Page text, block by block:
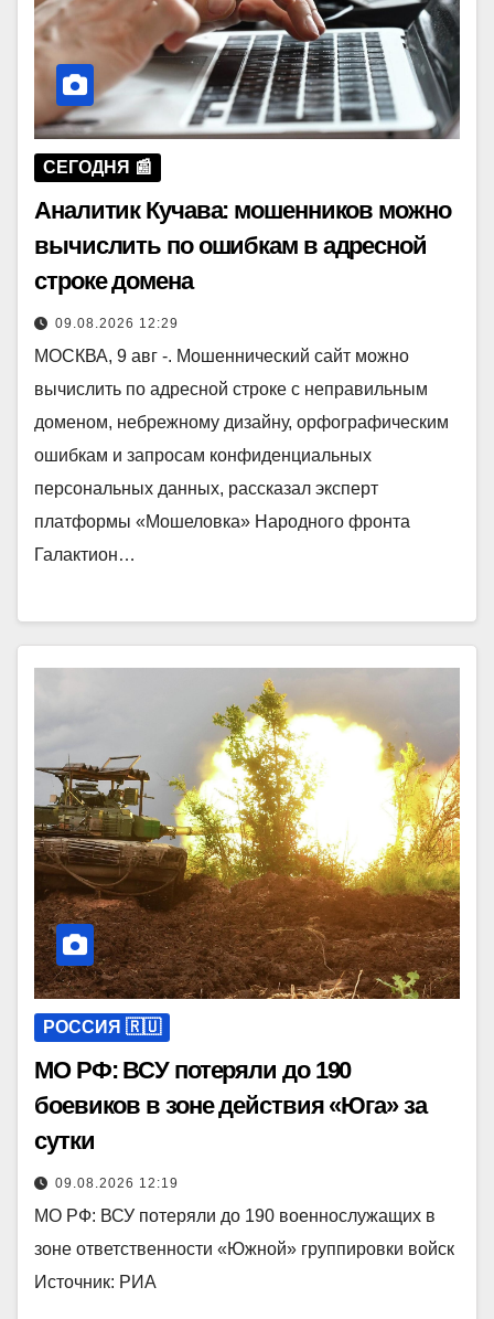
СЕГОДНЯ 📰
Аналитик Кучава: мошенников можно
вычислить по ошибкам в адресной
строке домена
09.08.2026 12:29
МОСКВА, 9 авг -. Мошеннический сайт можно
вычислить по адресной строке с неправильным
доменом, небрежному дизайну, орфографическим
ошибкам и запросам конфиденциальных
персональных данных, рассказал эксперт
платформы «Мошеловка» Народного фронта
Галактион…
РОССИЯ 🇷🇺
МО РФ: ВСУ потеряли до 190
боевиков в зоне действия «Юга» за
сутки
09.08.2026 12:19
МО РФ: ВСУ потеряли до 190 военнослужащих в
зоне ответственности «Южной» группировки войск
Источник: РИА